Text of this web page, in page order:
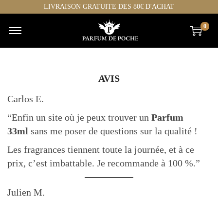
LIVRAISON GRATUITE DES 80€ D'ACHAT
C
h
i
r
p
P
a
s
a
u
0
AVIS
Carlos E.
“Enfin un site où je peux trouver un Parfum
33ml sans me poser de questions sur la qualité !
Les fragrances tiennent toute la journée, et à ce
prix, c’est imbattable. Je recommande à 100 %.”
Julien M.